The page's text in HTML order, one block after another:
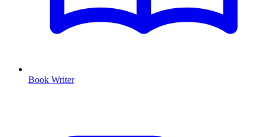
Book Writer